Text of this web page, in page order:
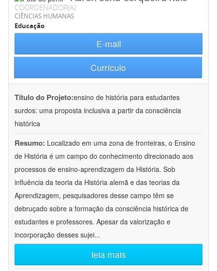
COORDENADOR(A)
CIÊNCIAS HUMANAS
Educação
E-mail
Currículo
Título do Projeto:ensino de história para estudantes
surdos: uma proposta inclusiva a partir da consciência
histórica
Resumo: Localizado em uma zona de fronteiras, o Ensino
de História é um campo do conhecimento direcionado aos
processos de ensino-aprendizagem da História. Sob
influência da teoria da História alemã e das teorias da
Aprendizagem, pesquisadores desse campo têm se
debruçado sobre a formação da consciência histórica de
estudantes e professores. Apesar da valorização e
incorporação desses sujei...
leia mais